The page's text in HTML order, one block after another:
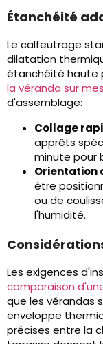
Étanchéité
Le calfeutrage
dilatation
étanchéité haute
la véranda sur
d'assemblage:
Collage
apprêts
minute pour
Orientation
être
ou de
l'humidité..
Les exigences
comparaison
que les vérandas
enveloppe
précises entre la